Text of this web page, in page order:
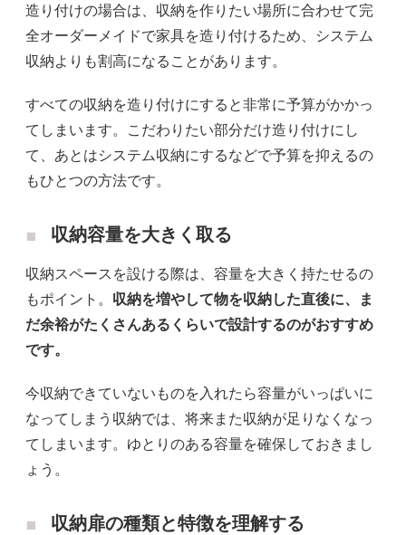
造り付けの場合は、収納を作りたい場所に合わせて完
全オーダーメイドで家具を造り付けるため、システム
収納よりも割高になることがあります。
すべての収納を造り付けにすると非常に予算がかかっ
てしまいます。こだわりたい部分だけ造り付けにし
て、あとはシステム収納にするなどで予算を抑えるの
もひとつの方法です。
収納容量を大きく取る
収納スペースを設ける際は、容量を大きく持たせるの
もポイント。 収納を増やして物を収納した直後に、ま
だ余裕がたくさんあるくらいで設計するのがおすすめ
です。
今収納できていないものを入れたら容量がいっぱいに
なってしまう収納では、将来また収納が足りなくなっ
てしまいます。ゆとりのある容量を確保しておきまし
ょう。
収納扉の種類と特徴を理解する